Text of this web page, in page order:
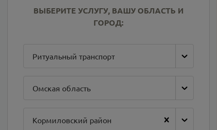
ВЫБЕРИТЕ УСЛУГУ, ВАШУ ОБЛАСТЬ И
ГОРОД:
Ритуальный транспорт
Омская область
Кормиловский район